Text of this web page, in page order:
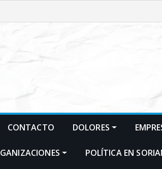
CONTACTO DOLORES
POLÍTICA EN